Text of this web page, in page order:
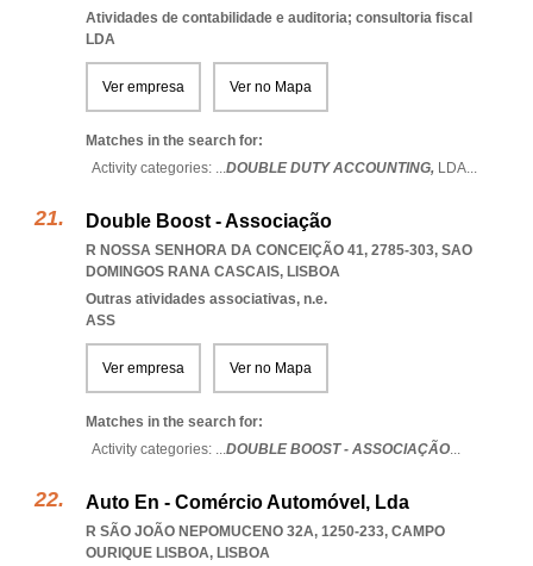
Atividades de contabilidade e auditoria; consultoria fiscal
LDA
Ver empresa Ver no Mapa
Matches in the search for:
Activity categories: ...DOUBLE DUTY ACCOUNTING, LDA...
Double Boost - Associação
R NOSSA SENHORA DA CONCEIÇÃO 41, 2785-303, SAO
DOMINGOS RANA CASCAIS, LISBOA
Outras atividades associativas, n.e.
ASS
Ver empresa Ver no Mapa
Matches in the search for:
Activity categories: ...DOUBLE BOOST - ASSOCIAÇÃO...
Auto En - Comércio Automóvel, Lda
R SÃO JOÃO NEPOMUCENO 32A, 1250-233, CAMPO
OURIQUE LISBOA, LISBOA